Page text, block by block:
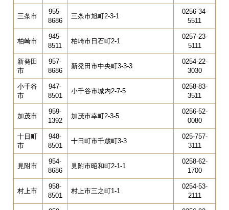
三条市
955-
8686
三条市旭町2-3-1
0256-34-
5511
柏崎市
945-
8511
柏崎市日石町2-1
0257-23-
5111
新発田
市
957-
8686
新発田市中央町3-3-3
0254-22-
3030
小千谷
市
947-
8501
小千谷市城内2-7-5
0258-83-
3511
加茂市
959-
1392
加茂市幸町2-3-5
0256-52-
0080
十日町
市
948-
8501
十日町市千歳町3-3
025-757-
3111
見附市
954-
8686
見附市昭和町2-1-1
0258-62-
1700
村上市
958-
8501
村上市三之町1-1
0254-53-
2111